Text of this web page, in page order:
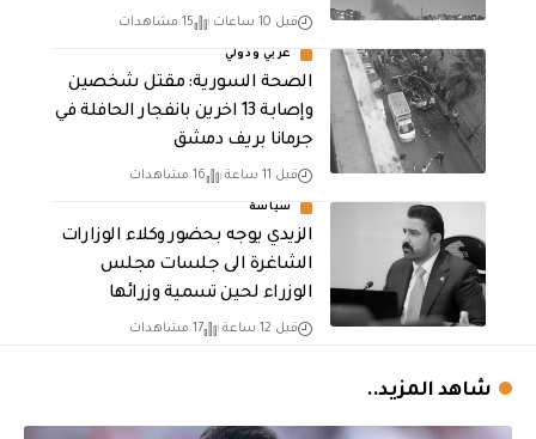
قبل 10 ساعات 15 مشاهدات
عربي ودولي
الصحة السورية: مقتل شخصين
وإصابة 13 اخرين بانفجار الحافلة في
جرمانا بريف دمشق
قبل 11 ساعة 16 مشاهدات
سياسة
الزيدي يوجه بحضور وكلاء الوزارات
الشاغرة الى جلسات مجلس
الوزراء لحين تسمية وزرائها
قبل 12 ساعة 17 مشاهدات
شاهد المزيد..